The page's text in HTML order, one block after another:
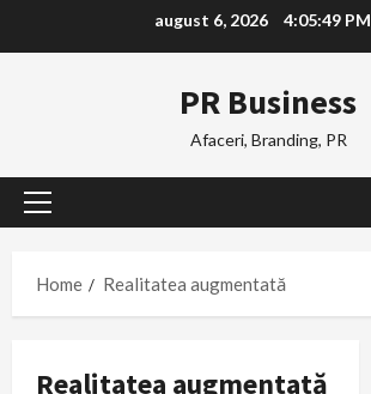
august 6, 2026 4:05:50 PM
PR Business
Afaceri, Branding, PR
Primary
Home
Realitatea augmentată
Realitatea augmentată